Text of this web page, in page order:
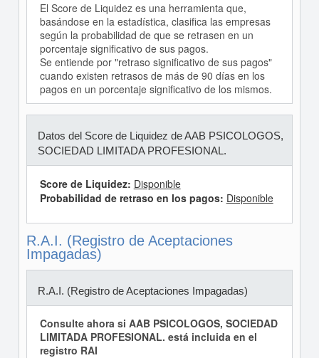
El Score de Liquidez es una herramienta que,
basándose en la estadística, clasifica las empresas
según la probabilidad de que se retrasen en un
porcentaje significativo de sus pagos.
Se entiende por "retraso significativo de sus pagos"
cuando existen retrasos de más de 90 días en los
pagos en un porcentaje significativo de los mismos.
Datos del Score de Liquidez de AAB PSICOLOGOS,
SOCIEDAD LIMITADA PROFESIONAL.
Score de Liquidez: Disponible
Probabilidad de retraso en los pagos: Disponible
R.A.I. (Registro de Aceptaciones
Impagadas)
R.A.I. (Registro de Aceptaciones Impagadas)
Consulte ahora si AAB PSICOLOGOS, SOCIEDAD
LIMITADA PROFESIONAL. está incluida en el
registro RAI